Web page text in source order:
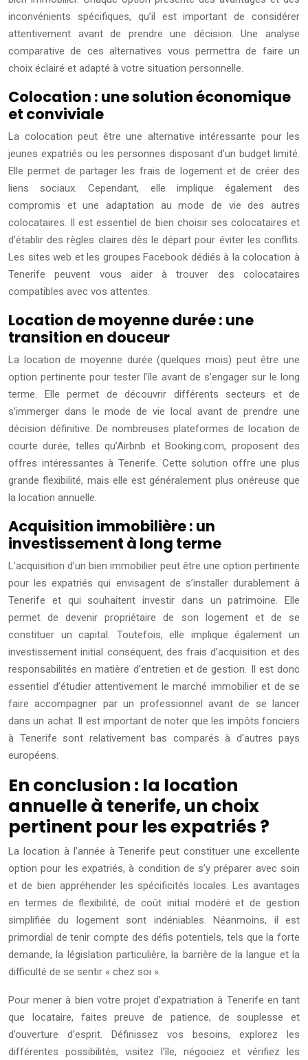
inconvénients spécifiques, qu’il est important de considérer
attentivement avant de prendre une décision. Une analyse
comparative de ces alternatives vous permettra de faire un
choix éclairé et adapté à votre situation personnelle.
Colocation : une solution économique
et conviviale
La colocation peut être une alternative intéressante pour les
jeunes expatriés ou les personnes disposant d’un budget limité.
Elle permet de partager les frais de logement et de créer des
liens sociaux. Cependant, elle implique également des
compromis et une adaptation au mode de vie des autres
colocataires. Il est essentiel de bien choisir ses colocataires et
d’établir des règles claires dès le départ pour éviter les conflits.
Les sites web et les groupes Facebook dédiés à la colocation à
Tenerife peuvent vous aider à trouver des colocataires
compatibles avec vos attentes.
Location de moyenne durée : une
transition en douceur
La location de moyenne durée (quelques mois) peut être une
option pertinente pour tester l’île avant de s’engager sur le long
terme. Elle permet de découvrir différents secteurs et de
s’immerger dans le mode de vie local avant de prendre une
décision définitive. De nombreuses plateformes de location de
courte durée, telles qu’Airbnb et Booking.com, proposent des
offres intéressantes à Tenerife. Cette solution offre une plus
grande flexibilité, mais elle est généralement plus onéreuse que
la location annuelle.
Acquisition immobilière : un
investissement à long terme
L’acquisition d’un bien immobilier peut être une option pertinente
pour les expatriés qui envisagent de s’installer durablement à
Tenerife et qui souhaitent investir dans un patrimoine. Elle
permet de devenir propriétaire de son logement et de se
constituer un capital. Toutefois, elle implique également un
investissement initial conséquent, des frais d’acquisition et des
responsabilités en matière d’entretien et de gestion. Il est donc
essentiel d’étudier attentivement le marché immobilier et de se
faire accompagner par un professionnel avant de se lancer
dans un achat. Il est important de noter que les impôts fonciers
à Tenerife sont relativement bas comparés à d’autres pays
européens.
En conclusion : la location
annuelle à tenerife, un choix
pertinent pour les expatriés ?
La location à l’année à Tenerife peut constituer une excellente
option pour les expatriés, à condition de s’y préparer avec soin
et de bien appréhender les spécificités locales. Les avantages
en termes de flexibilité, de coût initial modéré et de gestion
simplifiée du logement sont indéniables. Néanmoins, il est
primordial de tenir compte des défis potentiels, tels que la forte
demande, la législation particulière, la barrière de la langue et la
difficulté de se sentir « chez soi ».
Pour mener à bien votre projet d’expatriation à Tenerife en tant
que locataire, faites preuve de patience, de souplesse et
d’ouverture d’esprit. Définissez vos besoins, explorez les
différentes possibilités, visitez l’île, négociez et vérifiez les